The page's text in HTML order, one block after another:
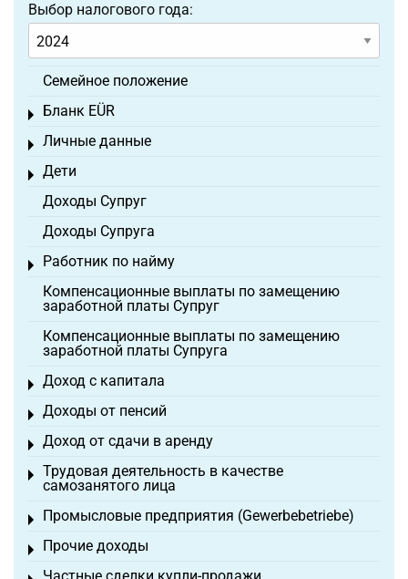
Выбор налогового года:
Семейное положение
Бланк EÜR
Toggle menu
Личные данные
Toggle menu
Дети
Toggle menu
Доходы Супруг
Доходы Супруга
Работник по найму
Toggle menu
Компенсационные выплаты по замещению
заработной платы Супруг
Компенсационные выплаты по замещению
заработной платы Супруга
Доход с капитала
Toggle menu
Доходы от пенсий
Toggle menu
Доход от сдачи в аренду
Toggle menu
Трудовая деятельность в качестве
самозанятого лица
Toggle menu
Промысловые предприятия (Gewerbebetriebe)
Toggle menu
Прочие доходы
Toggle menu